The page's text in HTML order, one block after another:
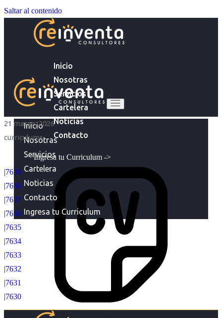
Saltar al contenido
Inicio
Nosotras
Servicios
Cartelera
Noticias
Contacto
Ingresa tu Curriculum ->
Inicio
Nosotras
Servicios
Cartelera
Noticias
Contacto
Ingresa tu Curriculum
21 marzo, 2026
curriculums
|7639
|7638
|7637
|7636
|7635
|7634
|7633
|7632
|7631
|7630